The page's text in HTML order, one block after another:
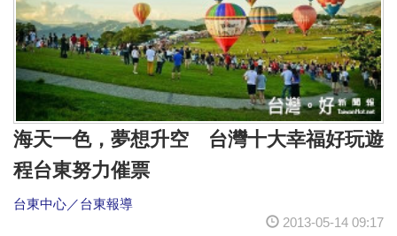
海天一色，夢想升空 台灣十大幸福好玩遊
程台東努力催票
台東中心／台東報導
2013-05-14 09:17